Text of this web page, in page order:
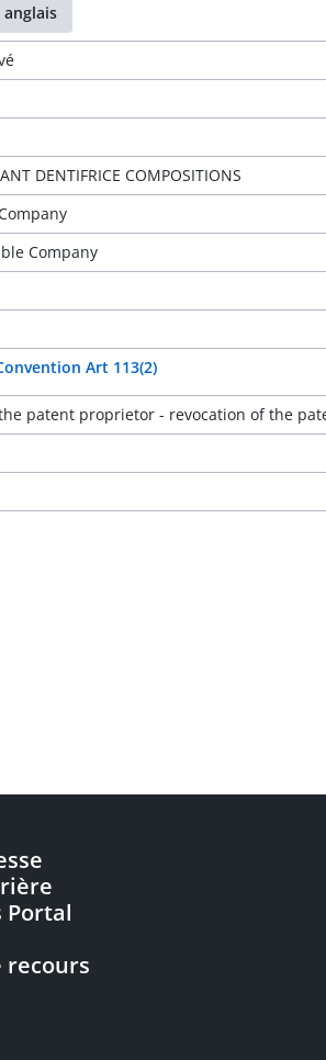
anglais
DENTIFRICE COMPOSITIONS
Company
Art 113(2)
patent proprietor - revocation of the
Portal
recours